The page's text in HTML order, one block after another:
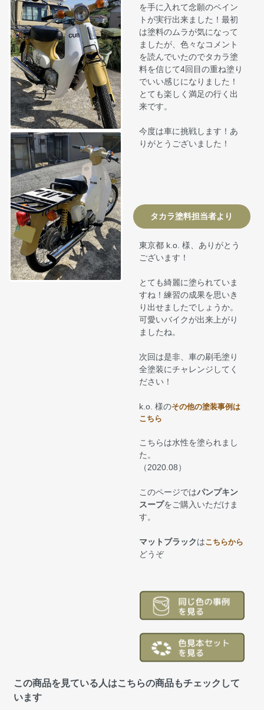
を手に入れて念願のペイン
トが実行出来ました！最初
は塗料のムラが気になって
ましたが、色々なコメント
を読んでいたのでタカラ塗
料を信じて4回目の重ね塗り
でいい感じになりました！
とても楽しく満足の行く出
来です。
今度は車に挑戦します！あ
りがとうございました！
タカラ塗料担当者より
東京都 k.o. 様、ありがとう
ございます！
とても綺麗に塗られていま
すね！練習の成果を思いき
り出せましたでしょうか。
可愛いバイクが出来上がり
ましたね。
次回は是非、車の刷毛塗り
全塗装にチャレンジしてく
ださい！
k.o. 様のその他の塗装事例は
こちら
こちらは水性を塗られまし
た。
（2020.08）
このページではパンプキン
スープをご購入いただけま
す。
マットブラックはこちらから
どうぞ
この商品を見ている人はこちらの商品もチェックして
います